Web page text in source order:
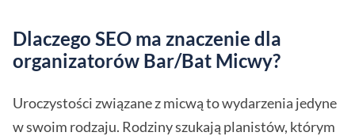
Dlaczego SEO ma znaczenie dla
organizatorów Bar/Bat Micwy?
Uroczystości związane z micwą to wydarzenia jedyne
w swoim rodzaju. Rodziny szukają planistów, którym